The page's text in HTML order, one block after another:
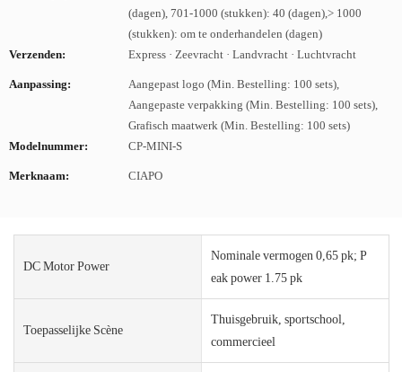
(dagen), 701-1000 (stukken): 40 (dagen),> 1000
(stukken): om te onderhandelen (dagen)
Verzenden:
Express · Zeevracht · Landvracht · Luchtvracht
Aanpassing:
Aangepast logo (Min. Bestelling: 100 sets),
Aangepaste verpakking (Min. Bestelling: 100 sets),
Grafisch maatwerk (Min. Bestelling: 100 sets)
Modelnummer:
CP-MINI-S
Merknaam: CIAPO
DC Motor Power
Nominale vermogen 0,65 pk; P
eak power 1.75 pk
Toepasselijke Scène
Thuisgebruik, sportschool,
commercieel